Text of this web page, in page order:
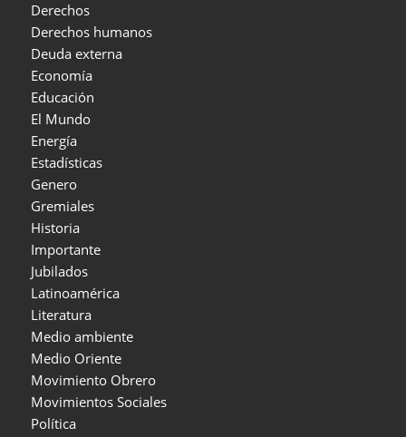
Derechos
Derechos humanos
Deuda externa
Economía
Educación
El Mundo
Energía
Estadísticas
Genero
Gremiales
Historia
Importante
Jubilados
Latinoamérica
Literatura
Medio ambiente
Medio Oriente
Movimiento Obrero
Movimientos Sociales
Política